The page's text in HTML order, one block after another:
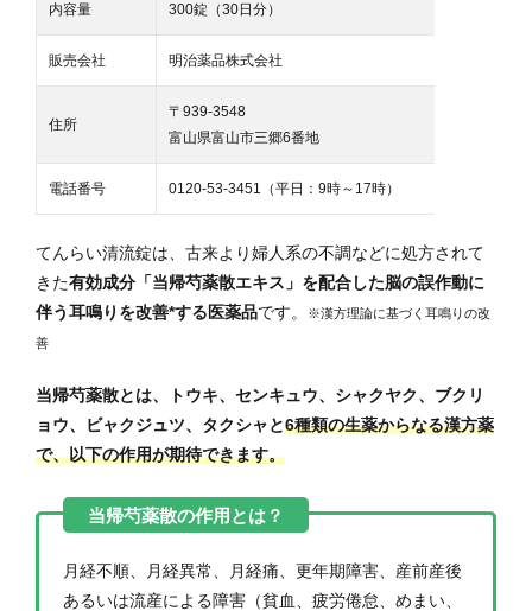
内容量 300錠（30日分）
販売会社 明治薬品株式会社
住所
〒939-3548
富山県富山市三郷6番地
電話番号 0120-53-3451（平日：9時～17時）
てんらい清流錠は、古来より婦人系の不調などに処方されて
きた有効成分「当帰芍薬散エキス」を配合した脳の誤作動に
伴う耳鳴りを改善*する医薬品です。 ※漢方理論に基づく 耳鳴りの改
善
当帰芍薬散とは、トウキ、センキュウ、シャクヤク、ブクリ
ョウ、ビャクジュツ、タクシャと6種類の生薬からなる漢方薬
で、以下の作用が期待できます。
月経不順、月経異常、月経痛、更年期障害、産前産後
あるいは流産による障害（貧血、疲労倦怠、めまい、